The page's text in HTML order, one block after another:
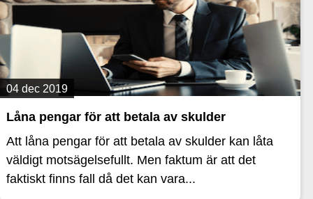
04 dec 2019
Låna pengar för att betala av skulder
Att låna pengar för att betala av skulder kan låta
väldigt motsägelsefullt. Men faktum är att det
faktiskt finns fall då det kan vara...